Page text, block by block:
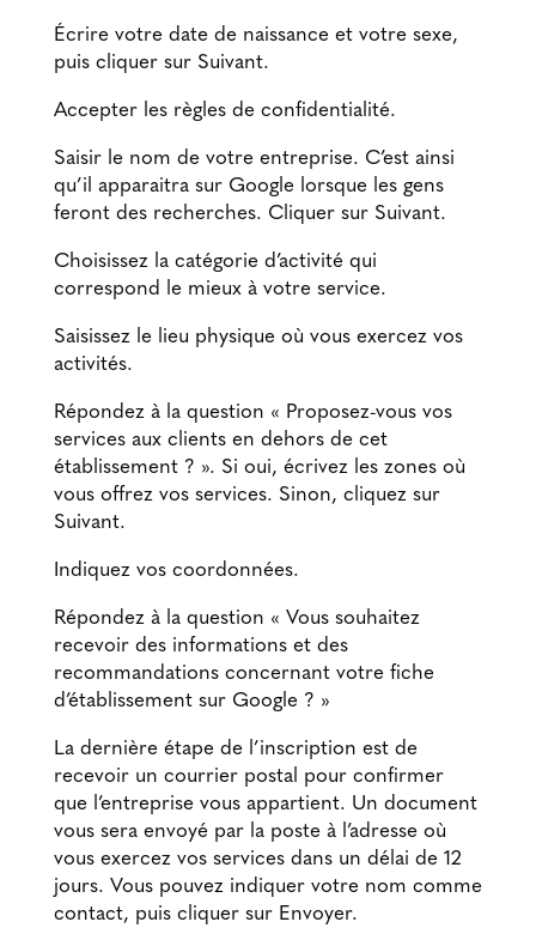
Écrire votre date de naissance et votre sexe,
puis cliquer sur Suivant.
Accepter les règles de confidentialité.
Saisir le nom de votre entreprise. C’est ainsi
qu’il apparaitra sur Google lorsque les gens
feront des recherches. Cliquer sur Suivant.
Choisissez la catégorie d’activité qui
correspond le mieux à votre service.
Saisissez le lieu physique où vous exercez vos
activités.
Répondez à la question « Proposez-vous vos
services aux clients en dehors de cet
établissement ? ». Si oui, écrivez les zones où
vous offrez vos services. Sinon, cliquez sur
Suivant.
Indiquez vos coordonnées.
Répondez à la question « Vous souhaitez
recevoir des informations et des
recommandations concernant votre fiche
d’établissement sur Google ? »
La dernière étape de l’inscription est de
recevoir un courrier postal pour confirmer
que l’entreprise vous appartient. Un document
vous sera envoyé par la poste à l’adresse où
vous exercez vos services dans un délai de 12
jours. Vous pouvez indiquer votre nom comme
contact, puis cliquer sur Envoyer.